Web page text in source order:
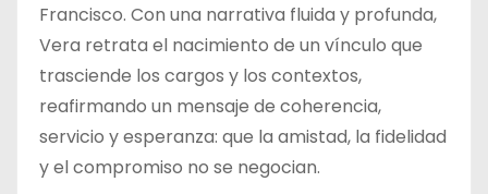
Francisco. Con una narrativa fluida y profunda,
Vera retrata el nacimiento de un vínculo que
trasciende los cargos y los contextos,
reafirmando un mensaje de coherencia,
servicio y esperanza: que la amistad, la fidelidad
y el compromiso no se negocian.